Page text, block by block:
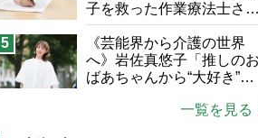
る」
子を救った作業療法士さん
の言葉
5
《芸能界から介護の世界
へ》岩佐真悠子「推しのお
ばあちゃんから“大好き”を
飛ぶ“やりがい”、介護の現
一覧を見る